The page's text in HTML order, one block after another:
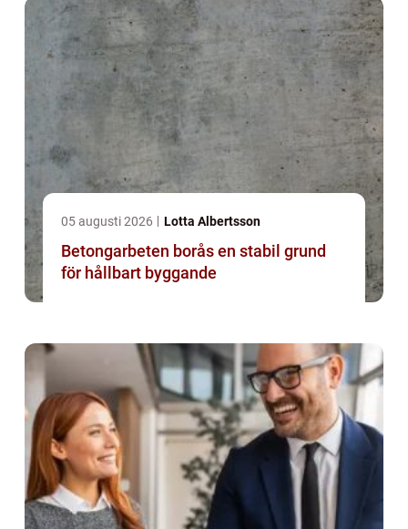
05 augusti 2026 Lotta Albertsson
Betongarbeten borås en stabil grund
för hållbart byggande